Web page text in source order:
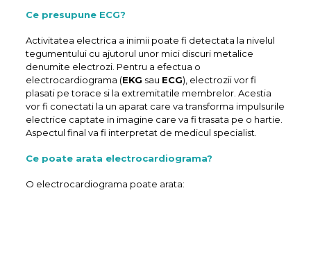
Ce presupune ECG?
Activitatea electrica a inimii poate fi detectata la nivelul
tegumentului cu ajutorul unor mici discuri metalice
denumite electrozi. Pentru a efectua o
electrocardiograma (EKG sau ECG), electrozii vor fi
plasati pe torace si la extremitatile membrelor. Acestia
vor fi conectati la un aparat care va transforma impulsurile
electrice captate in imagine care va fi trasata pe o hartie.
Aspectul final va fi interpretat de medicul specialist.
Ce poate arata electrocardiograma?
O electrocardiograma poate arata: